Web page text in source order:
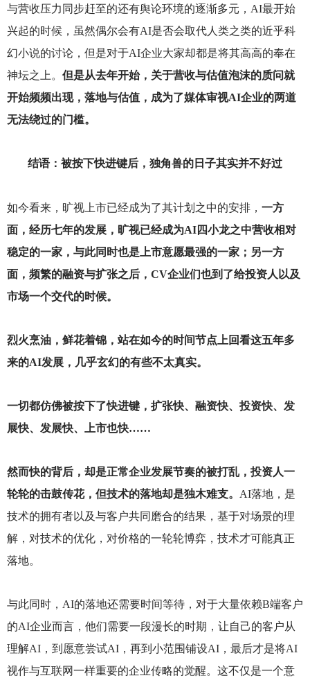
与营收压力同步赶至的还有舆论环境的逐渐多元，AI最开始
兴起的时候，虽然偶尔会有AI是否会取代人类之类的近乎科
幻小说的讨论，但是对于AI企业大家却都是将其高高的奉在
神坛之上。 但是从去年开始，关于营收与估值泡沫的质问就
开始频频出现，落地与估值，成为了媒体审视AI企业的两道
无法绕过的门槛。
结语：被按下快进键后，独角兽的日子其实并不好过
如今看来，旷视上市已经成为了其计划之中的安排， 一方
面，经历七年的发展，旷视已经成为AI四小龙之中营收相对
稳定的一家，与此同时也是上市意愿最强的一家；另一方
面，频繁的融资与扩张之后，CV企业们也到了给投资人以及
市场一个交代的时候。
烈火烹油，鲜花着锦，站在如今的时间节点上回看这五年多
来的AI发展，几乎玄幻的有些不太真实。
一切都仿佛被按下了快进键，扩张快、融资快、投资快、发
展快、发展快、上市也快……
然而快的背后，却是正常企业发展节奏的被打乱，投资人一
轮轮的击鼓传花，但技术的落地却是独木难支。 AI落地，是
技术的拥有者以及与客户共同磨合的结果，基于对场景的理
解，对技术的优化，对价格的一轮轮博弈，技术才可能真正
落地。
与此同时，AI的落地还需要时间等待，对于大量依赖B端客户
的AI企业而言，他们需要一段漫长的时期，让自己的客户从
理解AI，到愿意尝试AI，再到小范围铺设AI，最后才是将AI
视作与互联网一样重要的企业传略的觉醒。这不仅是一个意